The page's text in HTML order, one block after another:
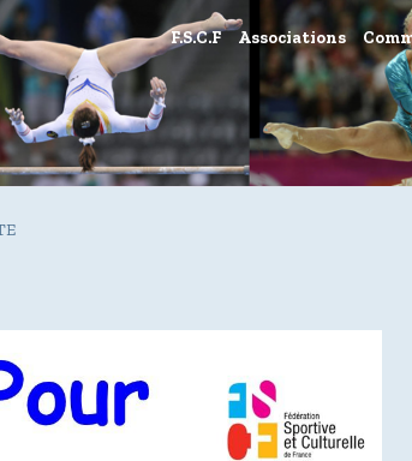
F.S.C.F Associations